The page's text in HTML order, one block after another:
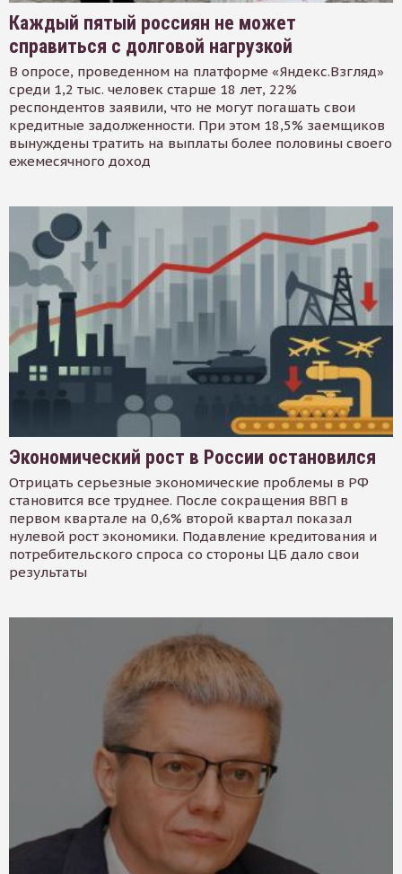
Каждый пятый россиян не может
справиться с долговой нагрузкой
В опросе, проведенном на платформе «Яндекс.Взгляд»
среди 1,2 тыс. человек старше 18 лет, 22%
респондентов заявили, что не могут погашать свои
кредитные задолженности. При этом 18,5% заемщиков
вынуждены тратить на выплаты более половины своего
ежемесячного доход
Экономический рост в России остановился
Отрицать серьезные экономические проблемы в РФ
становится все труднее. После сокращения ВВП в
первом квартале на 0,6% второй квартал показал
нулевой рост экономики. Подавление кредитования и
потребительского спроса со стороны ЦБ дало свои
результаты